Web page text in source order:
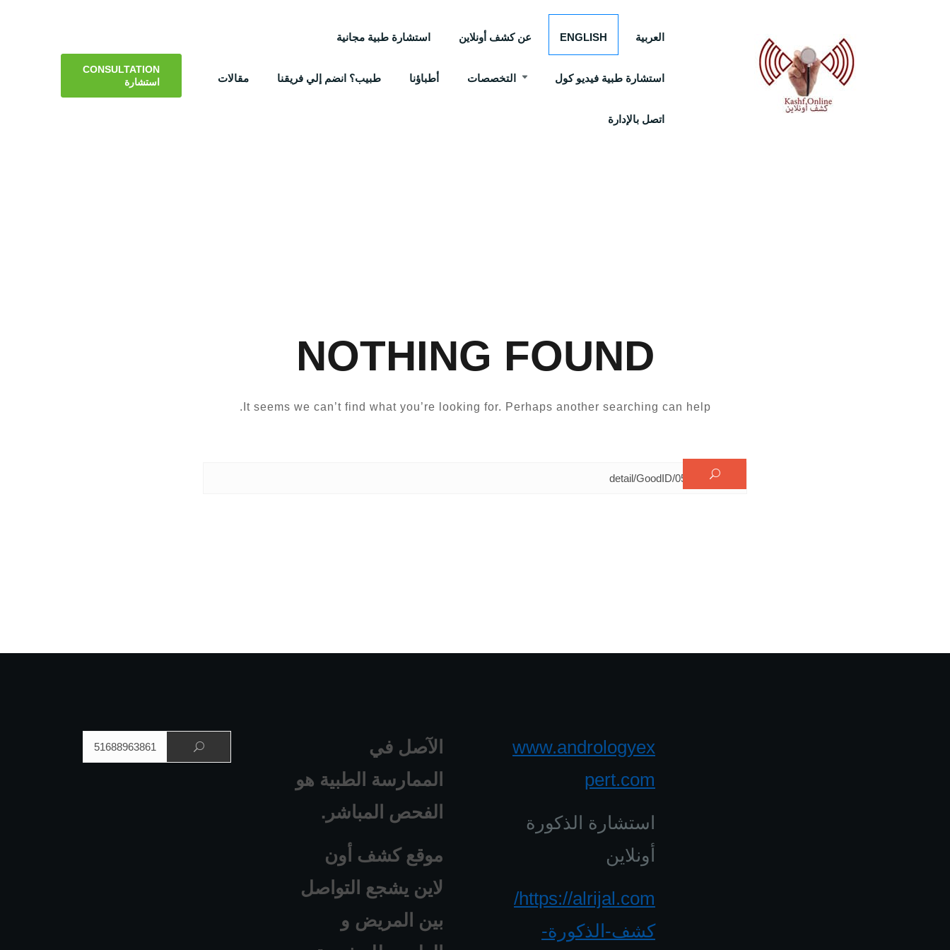
العربية ENGLISH عن كشف أونلاين استشارة طبية مجانية
استشارة طبية فيديو كول التخصصات أطباؤنا طبيب؟ انضم إلي فريقنا مقالات
اتصل بالإدارة
CONSULTATION
استشارة
NOTHING FOUND
It seems we can’t find what you’re looking for. Perhaps another searching can help.
الآصل في
الممارسة الطبية هو
الفحص المباشر.
موقع كشف أون
لاين يشجع التواصل
بين المريض و
www.andrologyex
pert.com
استشارة الذكورة
أونلاين
https://alrijal.com/
كشف-الذكورة-